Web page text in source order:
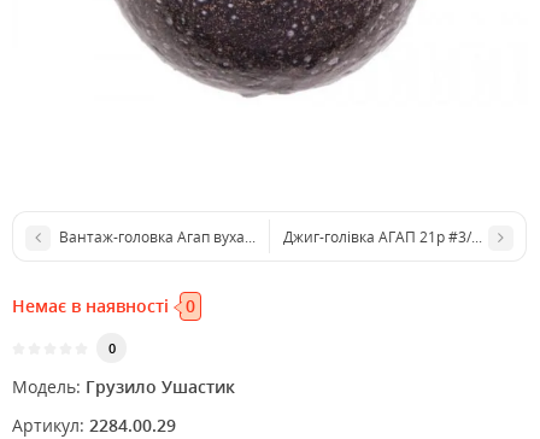
Вантаж-головка Агап вухатий 60гДжиг-голівка АГАП 21р #3/0
Немає в наявності 0
0
Модель: Грузило Ушастик
Артикул: 2284.00.29